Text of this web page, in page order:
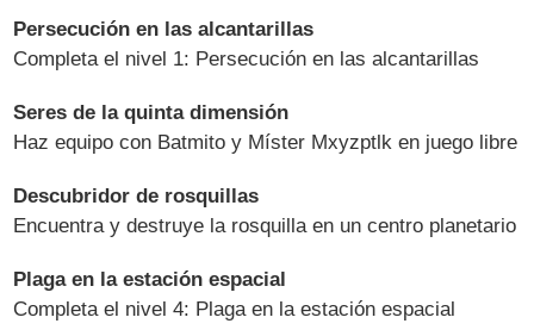
Persecución en las alcantarillas
Completa el nivel 1: Persecución en las alcantarillas
Seres de la quinta dimensión
Haz equipo con Batmito y Míster Mxyzptlk en juego libre
Descubridor de rosquillas
Encuentra y destruye la rosquilla en un centro planetario
Plaga en la estación espacial
Completa el nivel 4: Plaga en la estación espacial